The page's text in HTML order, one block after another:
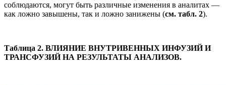
соблюдаются, могут быть различные изменения в аналитах —
как ложно завышены, так и ложно занижены (см. табл. 2).
Таблица 2. ВЛИЯНИЕ ВНУТРИВЕННЫХ ИНФУЗИЙ И
ТРАНСФУЗИЙ НА РЕЗУЛЬТАТЫ АНАЛИЗОВ.